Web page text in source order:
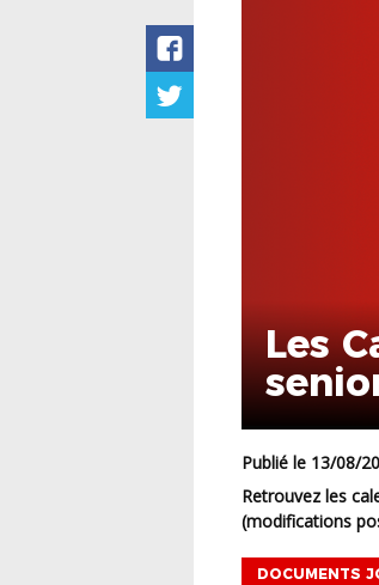
Les
Publié le 13/08/
Retrouvez les calendriers des différents championnats seniors pour la saison 2025/26
(modifications
DOCUMENTS